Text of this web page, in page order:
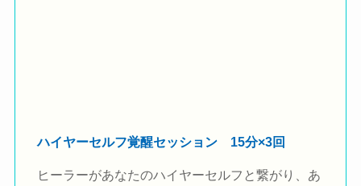
ハイヤーセルフ覚醒セッション 15分×3回
ヒーラーがあなたのハイヤーセルフと繋がり、あ